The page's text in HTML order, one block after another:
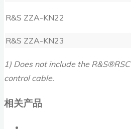
R&S ZZA-KN22
R&S ZZA-KN23
1) Does not include the
control cable.
相关产品